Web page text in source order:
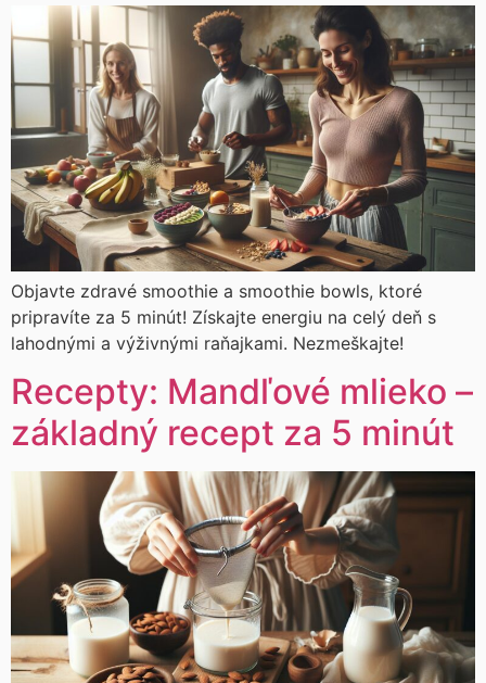
Objavte zdravé smoothie a smoothie bowls, ktoré
pripravíte za 5 minút! Získajte energiu na celý deň s
lahodnými a výživnými raňajkami. Nezmeškajte!
Recepty: Mandľové mlieko –
základný recept za 5 minút